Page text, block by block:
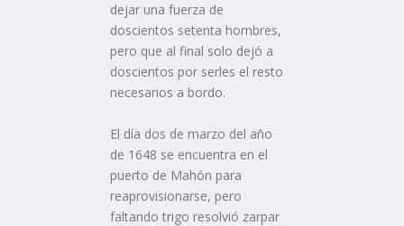
dejar una fuerza de
doscientos setenta hombres,
pero que al final solo dejó a
doscientos por serles el resto
necesarios a bordo.
El dí­a dos de marzo del año
de 1648 se encuentra en el
puerto de Mahón para
reaprovisionarse, pero
faltando trigo resolvió zarpar